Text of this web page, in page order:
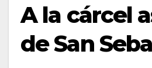
A la cárcel
de San